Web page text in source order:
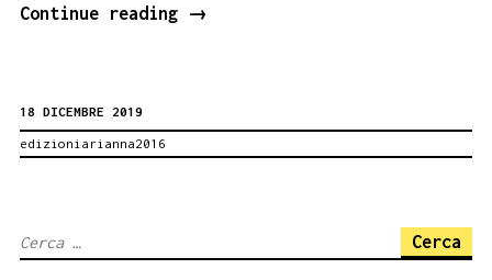
Continue reading
Carmelinedda
→
18 DICEMBRE 2019
edizioniarianna2016
Ricerca